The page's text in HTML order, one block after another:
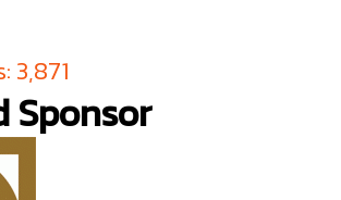
3,871
Sponsor